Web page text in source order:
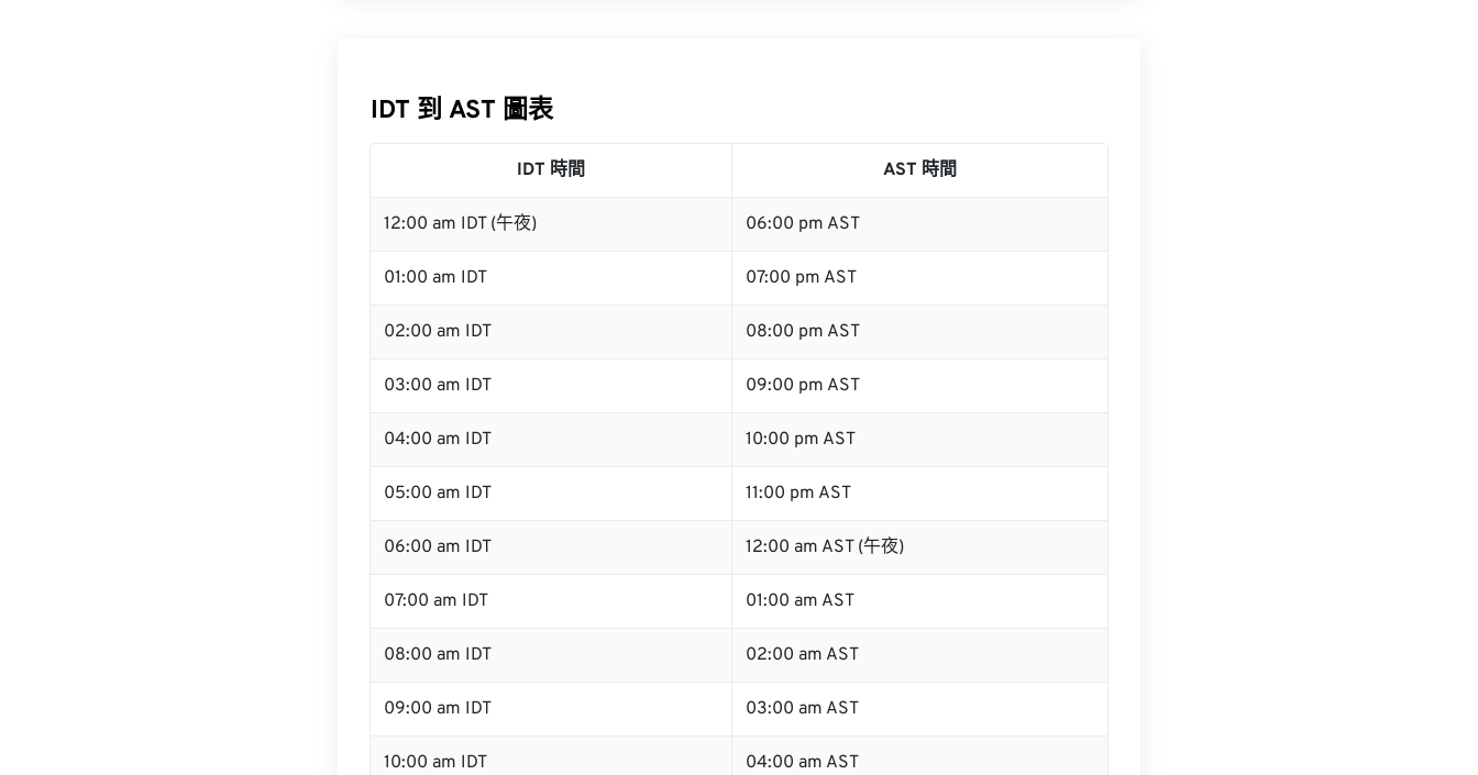
IDT 到 AST 圖表
IDT 時間 AST 時間
12:00 am IDT (午夜) 06:00 pm AST
01:00 am IDT 07:00 pm AST
02:00 am IDT 08:00 pm AST
03:00 am IDT 09:00 pm AST
04:00 am IDT 10:00 pm AST
05:00 am IDT 11:00 pm AST
06:00 am IDT 12:00 am AST (午夜)
07:00 am IDT 01:00 am AST
08:00 am IDT 02:00 am AST
09:00 am IDT 03:00 am AST
10:00 am IDT 04:00 am AST